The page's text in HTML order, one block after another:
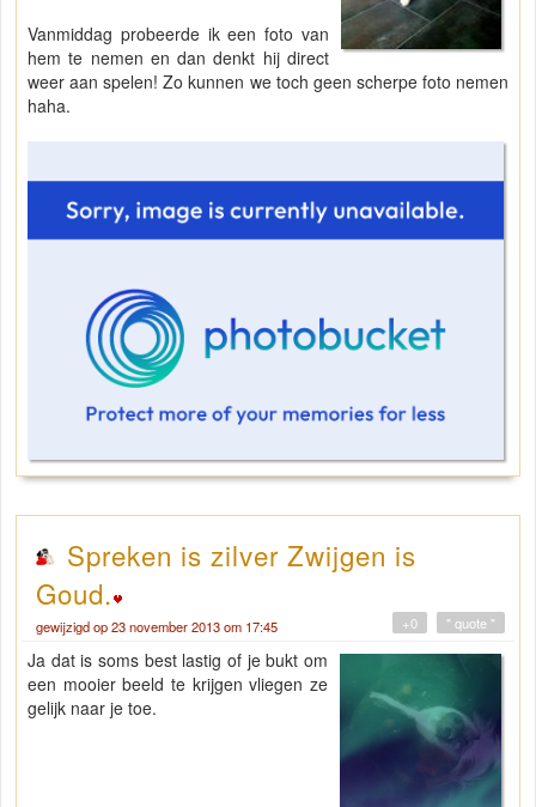
Vanmiddag probeerde ik een foto van
hem te nemen en dan denkt hij direct
weer aan spelen! Zo kunnen we toch geen scherpe foto nemen
haha.
Spreken is zilver Zwijgen is
Goud.
gewijzigd op 23 november 2013 om 17:45 " quote "
+0
Ja dat is soms best lastig of je bukt om
een mooier beeld te krijgen vliegen ze
gelijk naar je toe.